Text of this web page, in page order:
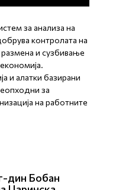
за анализа на
контролата на
и сузбивање
и алатки базирани
за
на работните
дин Бобан